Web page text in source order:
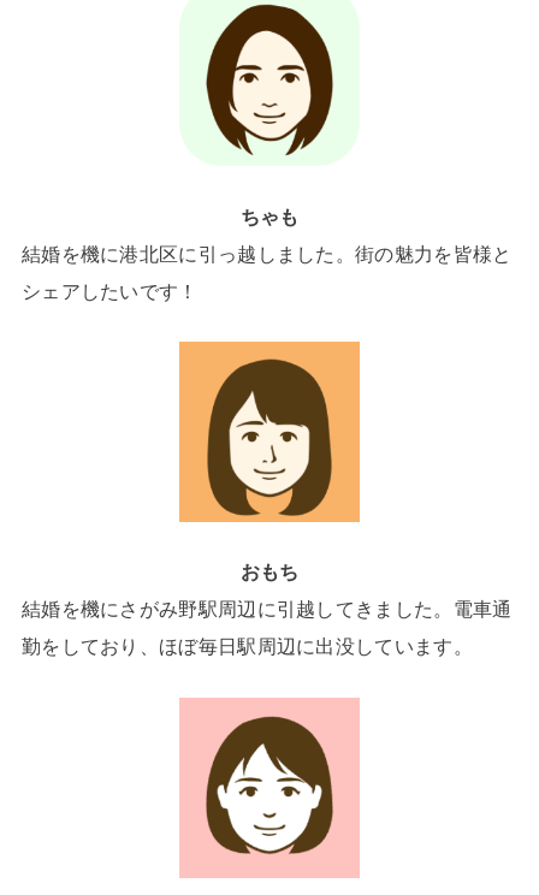
ちゃも
結婚を機に港北区に引っ越しました。街の魅力を皆様と
シェアしたいです！
おもち
結婚を機にさがみ野駅周辺に引越してきました。電車通
勤をしており、ほぼ毎日駅周辺に出没しています。